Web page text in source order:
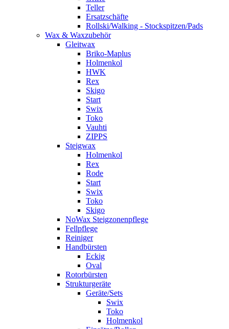
Teller
Ersatzschäfte
Rollski/Walking - Stockspitzen/Pads
Wax & Waxzubehör
Gleitwax
Briko-Maplus
Holmenkol
HWK
Rex
Skigo
Start
Swix
Toko
Vauhti
ZIPPS
Steigwax
Holmenkol
Rex
Rode
Start
Swix
Toko
Skigo
NoWax Steigzonenpflege
Fellpflege
Reiniger
Handbürsten
Eckig
Oval
Rotorbürsten
Strukturgeräte
Geräte/Sets
Swix
Toko
Holmenkol